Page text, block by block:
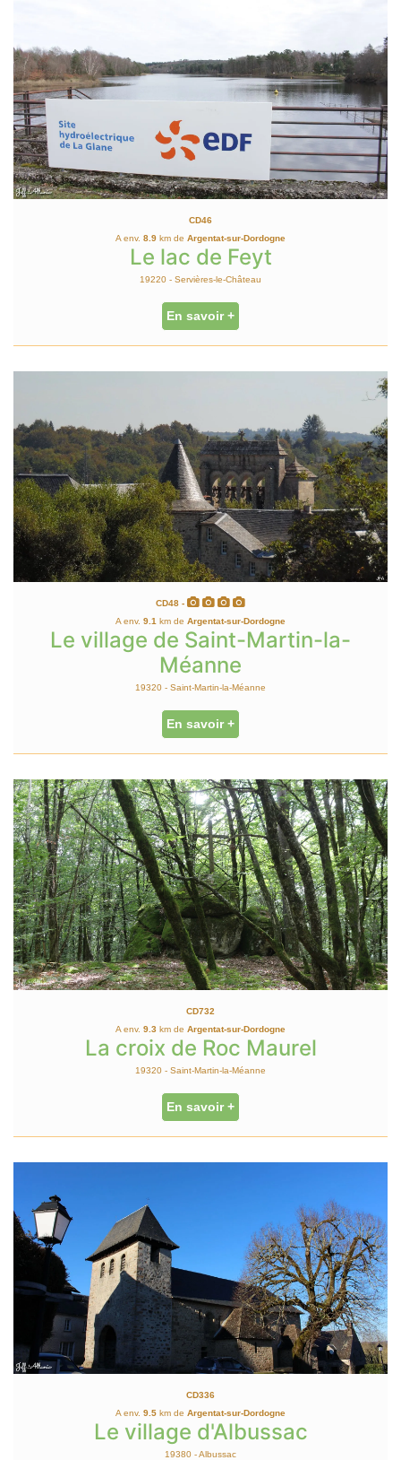
CD46
A env. 8.9 km de Argentat-sur-Dordogne
Le lac de Feyt
19220 - Servières-le-Château
En savoir +
CD48 -
A env. 9.1 km de Argentat-sur-Dordogne
Le village de Saint-Martin-la-
Méanne
19320 - Saint-Martin-la-Méanne
En savoir +
CD732
A env. 9.3 km de Argentat-sur-Dordogne
La croix de Roc Maurel
19320 - Saint-Martin-la-Méanne
En savoir +
CD336
A env. 9.5 km de Argentat-sur-Dordogne
Le village d'Albussac
19380 - Albussac